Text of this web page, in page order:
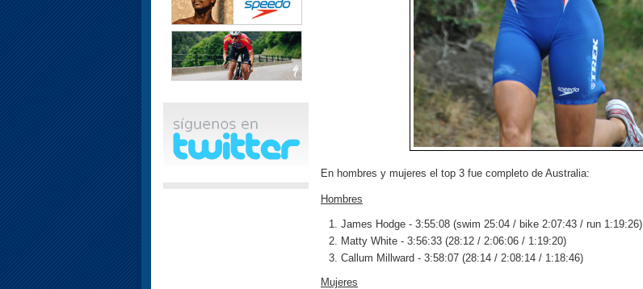
En hombres y mujeres el top 3 fue completo de Australia:
Hombres
James Hodge - 3:55:08 (swim 25:04 / bike 2:07:43 / run 1:19:26)
Matty White - 3:56:33 (28:12 / 2:06:06 / 1:19:20)
Callum Millward - 3:58:07 (28:14 / 2:08:14 / 1:18:46)
Mujeres